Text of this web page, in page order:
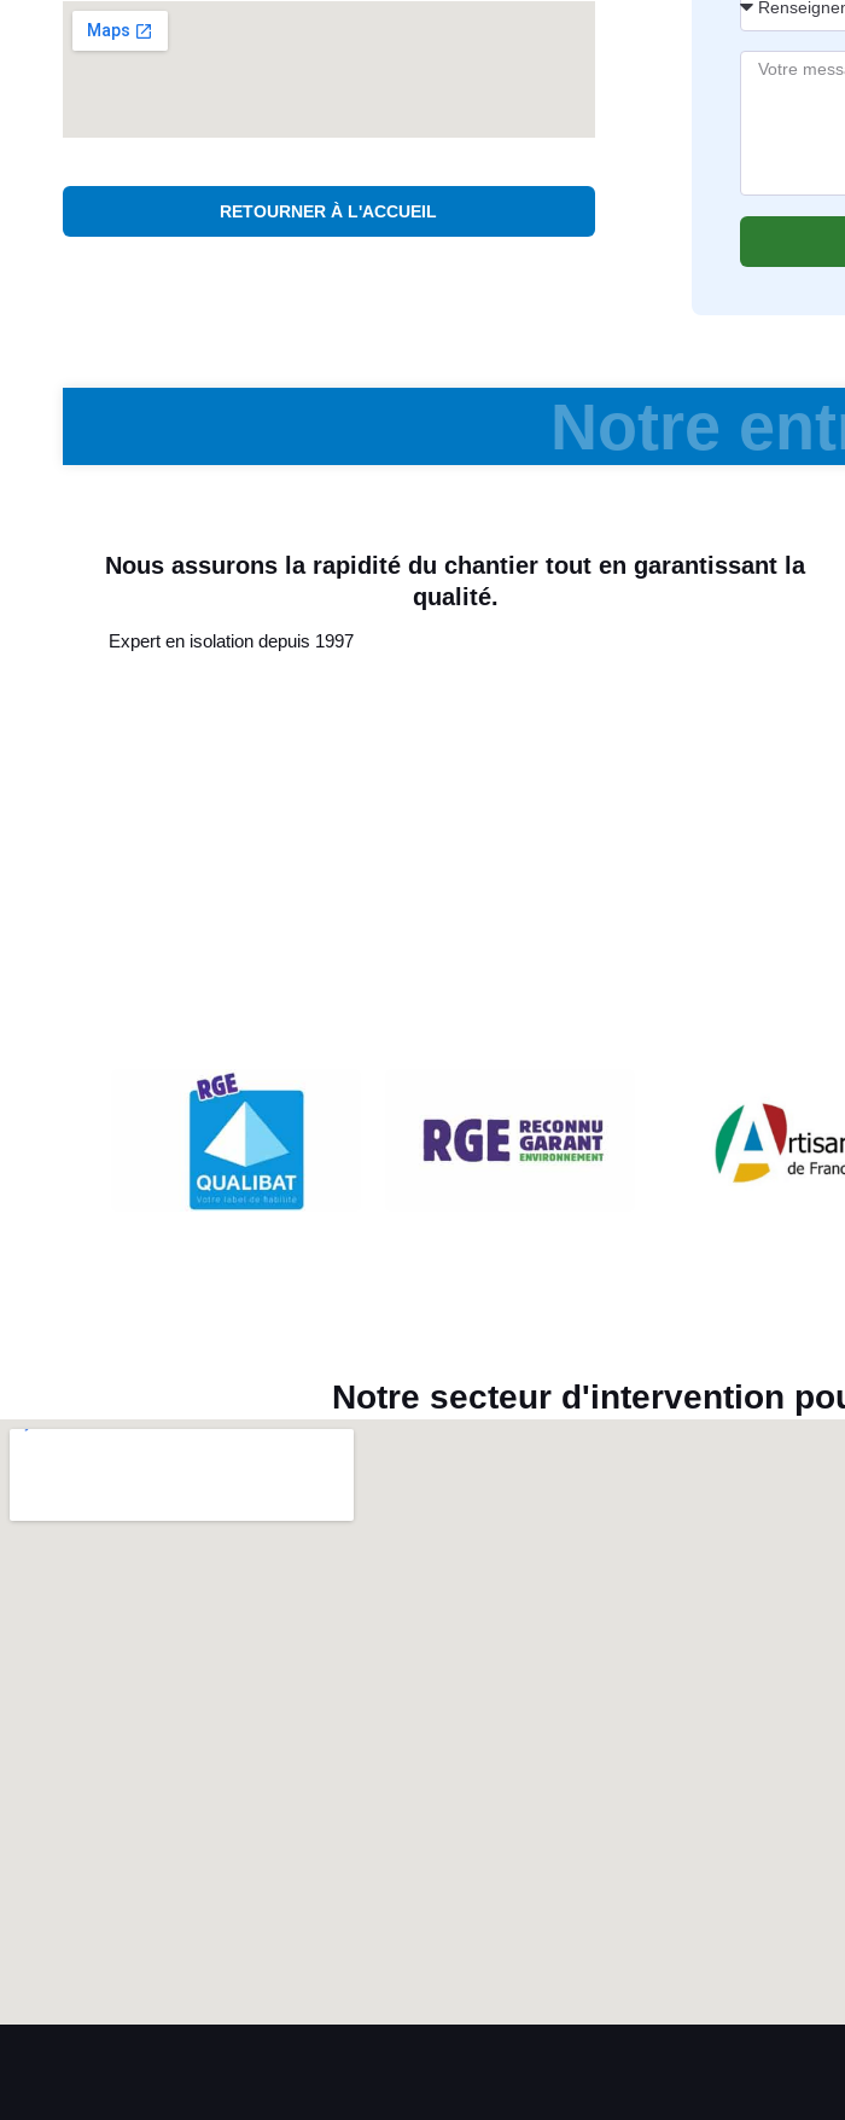
RETOURNER À L'ACCUEIL
Notre
Nous assurons la rapidité du chantier tout en garantissant la
qualité.
Expert en isolation depuis 1997
Notre secteur d'intervention